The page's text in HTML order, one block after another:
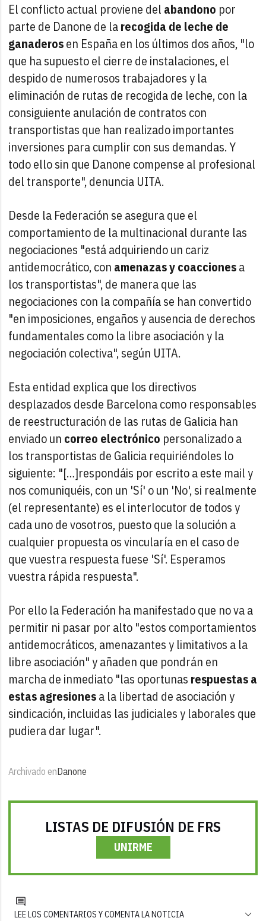
El conflicto actual proviene del abandono por
parte de Danone de larecogida de leche de
ganaderosen España en los últimos dos años, "lo
que ha supuesto el cierre de instalaciones, el
despido de numerosos trabajadores y la
eliminación de rutas de recogida de leche, con la
consiguiente anulación de contratos con
transportistas que han realizado importantes
inversiones para cumplir con sus demandas. Y
todo ello sin que Danone compense al profesional
del transporte", denuncia UITA.
Desde la Federación se asegura que el
comportamiento de la multinacional durante las
negociaciones "está adquiriendo un cariz
antidemocrático, con amenazas y coaccionesa
los transportistas", de manera que las
negociaciones con la compañía se han convertido
"en imposiciones, engaños y ausencia de derechos
fundamentales como la libre asociación y la
negociación colectiva", según UITA.
Esta entidad explica que los directivos
desplazados desde Barcelona como responsables
de reestructuración de las rutas de Galicia han
enviado un correo electrónico personalizado a
los transportistas de Galicia requiriéndoles lo
siguiente: "[…]respondáis por escrito a este mail y
nos comuniquéis, con un 'Sí' o un 'No', si realmente
(el representante) es el interlocutor de todos y
cada uno de vosotros, puesto que la solución a
cualquier propuesta os vincularía en el caso de
que vuestra respuesta fuese 'Sí'. Esperamos
vuestra rápida respuesta".
Por ello la Federación ha manifestado que no va a
permitir ni pasar por alto "estos comportamientos
antidemocráticos, amenazantes y limitativos a la
libre asociación" y añaden que pondrán en
marcha de inmediato "las oportunas respuestas a
estas agresionesa la libertad de asociación y
sindicación, incluidas las judiciales y laborales que
pudiera dar lugar".
Archivado enDanone
LISTAS DE DIFUSIÓN DE FRS
UNIRME
LEE LOS COMENTARIOS Y COMENTA LA NOTICIA